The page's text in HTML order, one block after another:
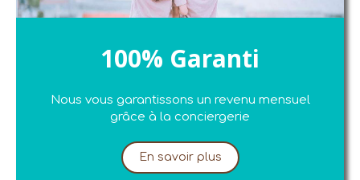
100% Garanti
Nous vous garantissons un revenu mensuel
grâce à la conciergerie
En savoir plus